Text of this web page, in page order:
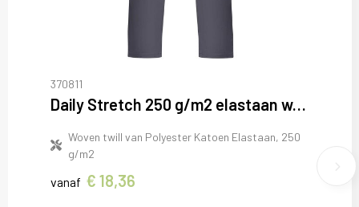
370811
Daily Stretch 250 g/m2 elastaan werkbroek
Woven twill van Polyester Katoen Elastaan, 250
g/m2
vanaf € 18,36